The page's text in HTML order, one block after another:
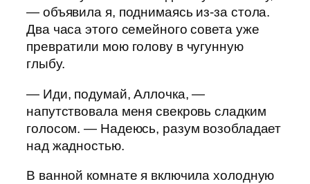
— объявила я, поднимаясь из-за стола.
Два часа этого семейного совета уже
превратили мою голову в чугунную
глыбу.
— Иди, подумай, Аллочка, —
напутствовала меня свекровь сладким
голосом. — Надеюсь, разум возобладает
над жадностью.
В ванной комнате я включила холодную